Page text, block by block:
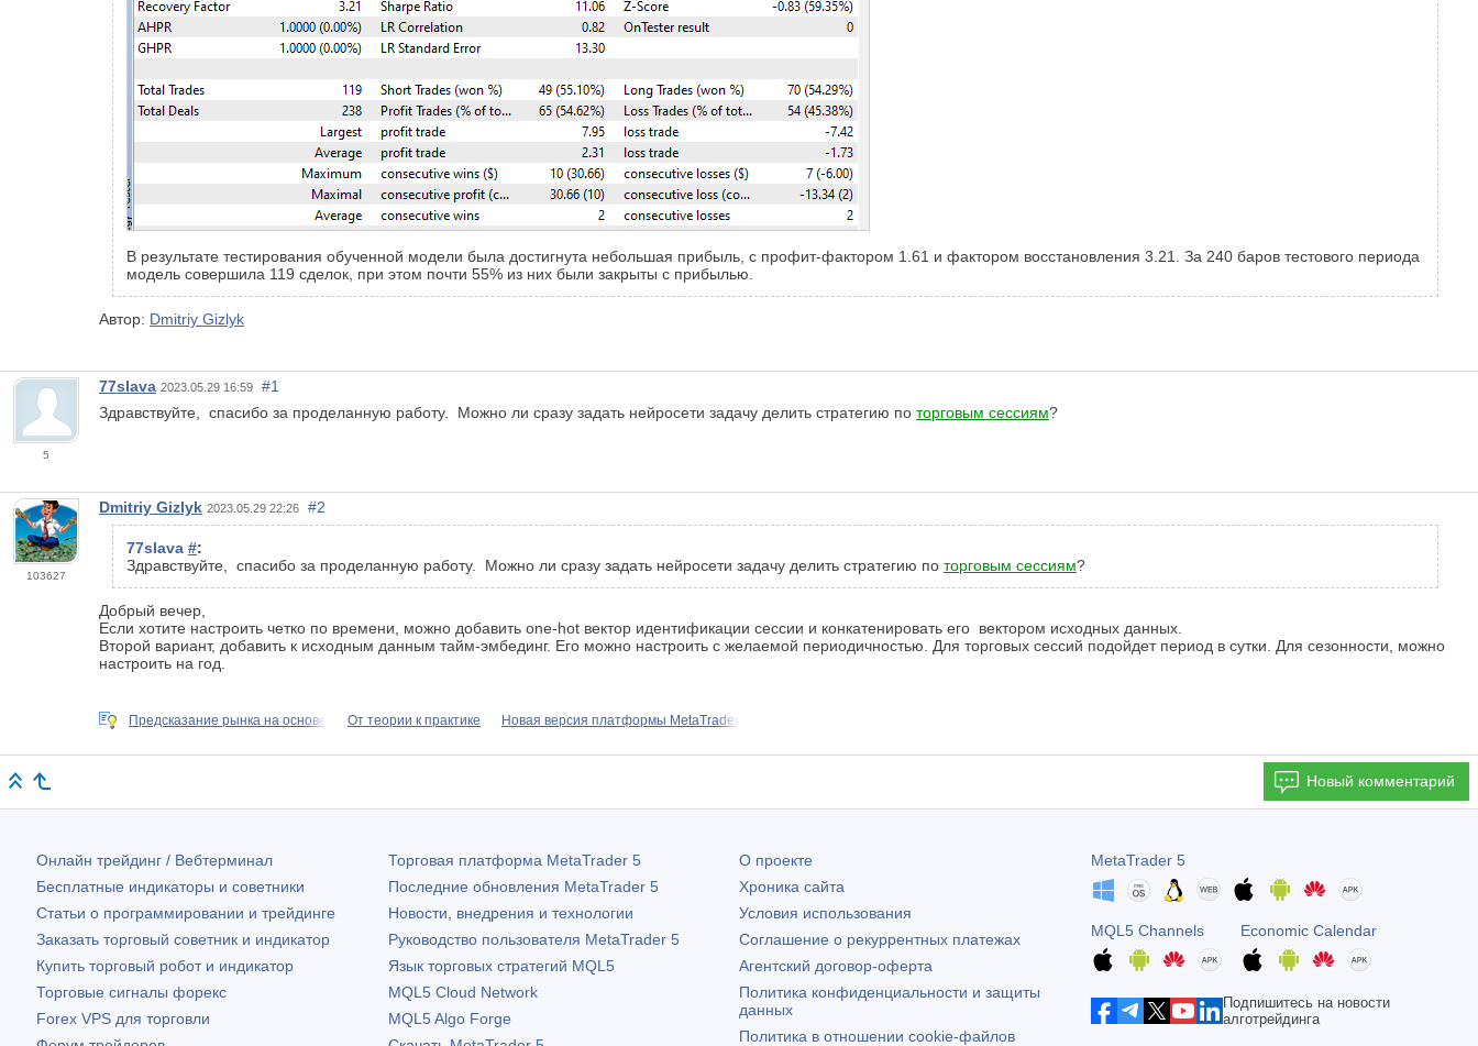
В результате тестирования обученной модели была достигнута небольшая прибыль, с профит-фактором 1.61 и фактором восстановления 3.21. За 240 баров тестового периода
модель совершила 119 сделок, при этом почти 55% из них были закрыты с прибылью.
Автор: Dmitriy Gizlyk
5
77slava 2023.05.29 16:59
#1
Здравствуйте, спасибо за проделанную работу. Можно ли сразу задать нейросети задачу делить стратегию по торговым сессиям?
103627
Dmitriy Gizlyk 2023.05.29 22:26 #2
77slava #:
Здравствуйте, спасибо за проделанную работу. Можно ли сразу задать нейросети задачу делить стратегию по торговым сессиям?
Добрый вечер,
Если хотите настроить четко по времени, можно добавить one-hot вектор идентификации сессии и конкатенировать его вектором исходных данных.
Второй вариант, добавить к исходным данным тайм-эмбединг. Его можно настроить с желаемой периодичностью. Для торговых сессий подойдет период в сутки. Для сезонности, можно
настроить на год.
Предсказание рынка на основе От теории к практике Новая версия платформы MetaTrader
Новый комментарий
Онлайн трейдинг / Вебтерминал
Бесплатные индикаторы и советники
Статьи о программировании и трейдинге
Заказать торговый советник и индикатор
Купить торговый робот и индикатор
Торговые сигналы форекс
Forex VPS для торговли
Торговая платформа MetaTrader 5
Последние обновления MetaTrader 5
Новости, внедрения и технологии
Руководство пользователя MetaTrader 5
Язык торговых стратегий MQL5
MQL5 Cloud Network
MQL5 Algo Forge
О проекте
Хроника сайта
Условия использования
Соглашение о рекуррентных платежах
Агентский договор-оферта
Политика конфиденциальности и защиты
данных
Политика в отношении cookie-файлов
MetaTrader 5
MQL5 Channels Economic Calendar
Подпишитесь на новости
алготрейдинга